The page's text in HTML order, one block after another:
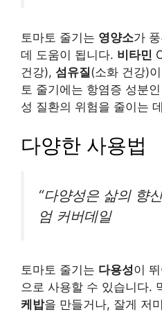
토마토 줄기는 영양소가
데 도움이 됩니다. 비타민
건강), 섬유질(소화 건강)
토 줄기에는 항염증 성분인
성 질환의 위험을 줄이는
다양한 사용법
“다양성은 삶의 향
엄 커버데일
토마토 줄기는 다용성이
으로 사용할 수 있습니다.
케밥을 만들거나, 잘게 저